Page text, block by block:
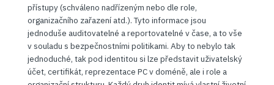
přístupy (schváleno nadřízeným nebo dle role,
organizačního zařazení atd.). Tyto informace jsou
jednoduše auditovatelné a reportovatelné v čase, a to vše
v souladu s bezpečnostními politikami. Aby to nebylo tak
jednoduché, tak pod identitou si lze představit uživatelský
účet, certifikát, reprezentace PC v doméně, ale i role a